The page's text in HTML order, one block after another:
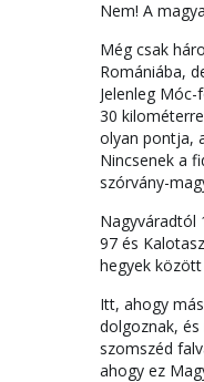
Nem! A
Még csak
Romániába,
Jelenleg
30
olyan pontja,
Nincsenek a
szórvány-
Nagyváradtól
97 és
hegyek
Itt, ahogy
dolgoznak,
szomszéd
ahogy ez